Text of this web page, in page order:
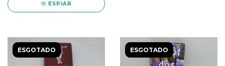
ESPIAR
ESGOTADO ESGOTADO